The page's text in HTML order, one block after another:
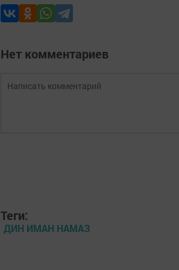
Нет комментариев
Теги:
ДИН ИМАН НАМАЗ